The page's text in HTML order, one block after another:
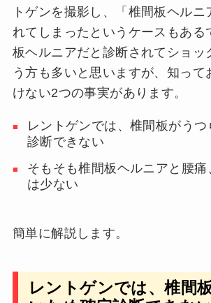
トゲンを撮影し、「椎間板ヘルニ
れてしまったというケースもある
板ヘルニアだと診断されてショッ
う方も多いと思いますが、知って
けない2つの事実があります。
レントゲンでは、椎間板がうつ
診断できない
そもそも椎間板ヘルニアと腰
は少ない
簡単に解説します。
レントゲンでは、椎間